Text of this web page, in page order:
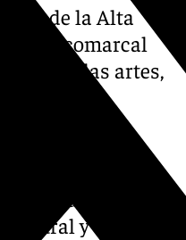
de la Alta
comarcal
todas las artes,
Granada o
dediquen
se
y del